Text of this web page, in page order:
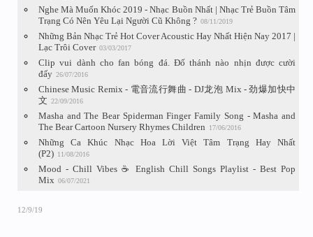
Nghe Mà Muốn Khóc 2019 - Nhạc Buồn Nhất | Nhạc Trẻ Buồn Tâm
Trạng Có Nên Yêu Lại Người Cũ Không ? 08/11/2019
Những Bản Nhạc Trẻ Hot Cover Acoustic Hay Nhất Hiện Nay 2017 |
Lạc Trôi Cover 03/03/2017
Clip vui dành cho fan bóng đá. Đố thánh nào nhịn được cười
đấy 26/07/2016
Chinese Music Remix - 電音流行舞曲 - DJ龙泡 Mix - 劲爆加快中
文 22/09/2016
Masha and The Bear Spiderman Finger Family Song - Masha and
The Bear Cartoon Nursery Rhymes Children
17/06/2016
Những Ca Khúc Nhạc Hoa Lời Việt Tâm Trạng Hay Nhất
(P2) 11/08/2016
Mood - Chill Vibes ☕️ English Chill Songs Playlist - Best Pop
Mix 06/07/2021
12/9/19